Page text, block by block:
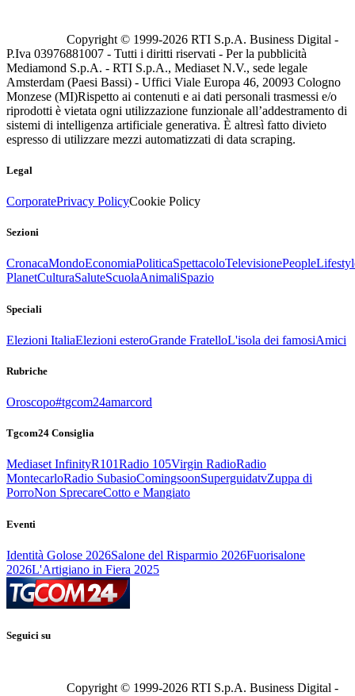
Copyright © 1999-2026 RTI S.p.A. Business Digital -
P.Iva 03976881007 - Tutti i diritti riservati - Per la pubblicità
Mediamond S.p.A. - RTI S.p.A., Mediaset N.V., sede legale
Amsterdam (Paesi Bassi) - Uffici Viale Europa 46, 20093 Cologno
Monzese (MI)Rispetto ai contenuti e ai dati personali trasmessi e/o
riprodotti è vietata ogni utilizzazione funzionale all’addestramento di
sistemi di intelligenza artificiale generativa. È altresì fatto divieto
espresso di utilizzare mezzi automatizzati di data scraping.
Legal
CorporatePrivacy PolicyCookie Policy
Sezioni
CronacaMondoEconomiaPoliticaSpettacoloTelevisionePeople
PlanetCulturaSaluteScuolaAnimaliSpazio
Speciali
Elezioni ItaliaElezioni esteroGrande FratelloL'isola dei famosiAmici
Rubriche
Oroscopo#tgcom24amarcord
Tgcom24 Consiglia
Mediaset InfinityR101Radio 105Virgin RadioRadio
MontecarloRadio SubasioComingsoonSuperguidatvZuppa di
PorroNon SprecareCotto e Mangiato
Eventi
Identità Golose 2026Salone del Risparmio 2026Fuorisalone
2026L'Artigiano in Fiera 2025
Seguici su
Copyright © 1999-2026 RTI S.p.A. Business Digital -